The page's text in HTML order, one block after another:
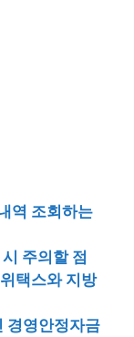
역 조회하는
주의할 점
택스와 지방
경영안정자금